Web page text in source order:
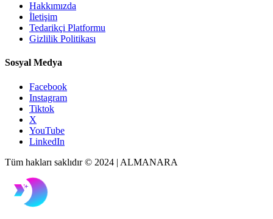
Hakkımızda
İletişim
Tedarikçi Platformu
Gizlilik Politikası
Sosyal Medya
Facebook
Instagram
Tiktok
X
YouTube
LinkedIn
Tüm hakları saklıdır © 2024 | ALMANARA